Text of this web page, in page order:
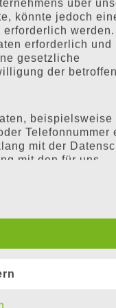
zu
zu
Sie mit
auf
wir tolle
sind
am
wie
München
über
könnte jedoch
erforderlich
erforderlich und
gesetzliche
der
beispielsweise
Telefonnummer
mit der
mit den für uns
Unternehmen die
Personen mittels
zustehenden
umgesetzt, um